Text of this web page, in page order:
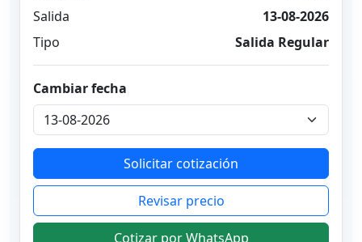
Salida
13-08-2026
Tipo
Salida Regular
Cambiar fecha
Solicitar cotización
Revisar precio
Cotizar por WhatsApp